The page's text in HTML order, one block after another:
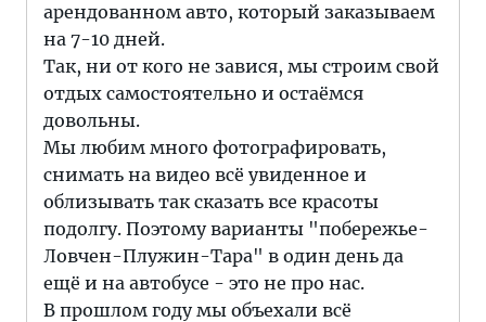
арендованном авто, который заказываем
на 7-10 дней.
Так, ни от кого не завися, мы строим свой
отдых самостоятельно и остаёмся
довольны.
Мы любим много фотографировать,
снимать на видео всё увиденное и
облизывать так сказать все красоты
подолгу. Поэтому варианты "побережье-
Ловчен-Плужин-Тара" в один день да
ещё и на автобусе - это не про нас.
В прошлом году мы объехали всё